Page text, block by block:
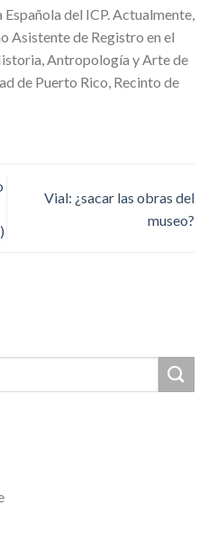
del ICP. Actualmente,
Asistente de Registro en el
Antropología y Arte de
de Puerto Rico, Recinto de
Vial: ¿sacar las obras del
museo?